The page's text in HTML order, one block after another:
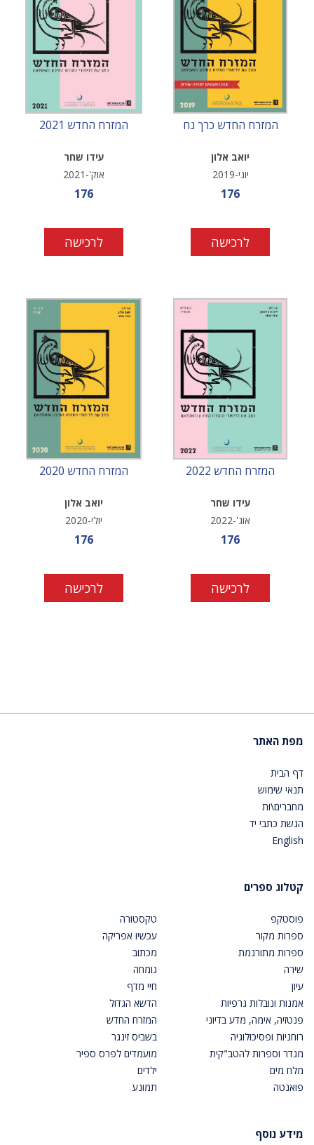
המזרח החדש כרך נח
יואב אלון
יוני-2019
מחיר מבצע
176
לרכישה
המזרח החדש 2021
עידו שחר
אוק'-2021
מחיר מבצע
176
לרכישה
המזרח החדש 2022
עידו שחר
אוג'-2022
מחיר מבצע
176
לרכישה
המזרח החדש 2020
יואב אלון
יולי-2020
מחיר מבצע
176
לרכישה
מפת האתר
דף הבית
תנאי שימוש
מחברים\ות
הגשת כתבי יד
English
קטלוג ספרים
פוסטקפ
ספרות מקור
ספרות מתורגמת
שירה
עיון
אמנות ונובלות גרפיות
פנטזיה, אימה, מדע בדיוני
רוחניות ופסיכולוגיה
מגדר וספרות להטב"קית
מלח מים
פואנטה
טקסטורה
עכשיו אפריקה
מכתוב
גומחה
חיי מדף
הדשא הגדול
המזרח החדש
בשביס זינגר
מועמדים לפרס ספיר
ילדים
תמונע
מידע נוסף